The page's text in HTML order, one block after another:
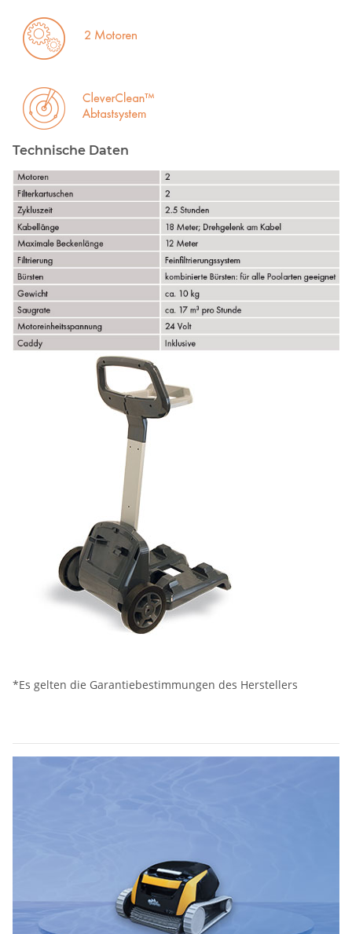
Technische Daten
*Es gelten die Garantiebestimmungen des Herstellers